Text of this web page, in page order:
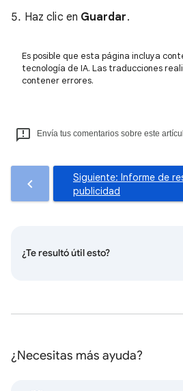
Haz clic en Guardar.
Es posible que esta página incluya
tecnología de IA. Las traducciones
contener errores.
Envía tus comentarios sobre este
Siguiente: Informe de
publicidad
¿Te resultó útil esto?
¿Necesitas más ayuda?